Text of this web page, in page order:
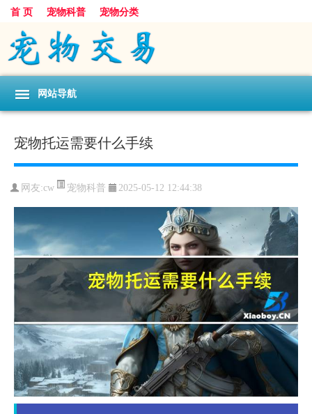
首 页 宠物科普 宠物分类
网站导航
宠物托运需要什么手续
网友:cw 宠物科普 2025-05-12 12:44:38